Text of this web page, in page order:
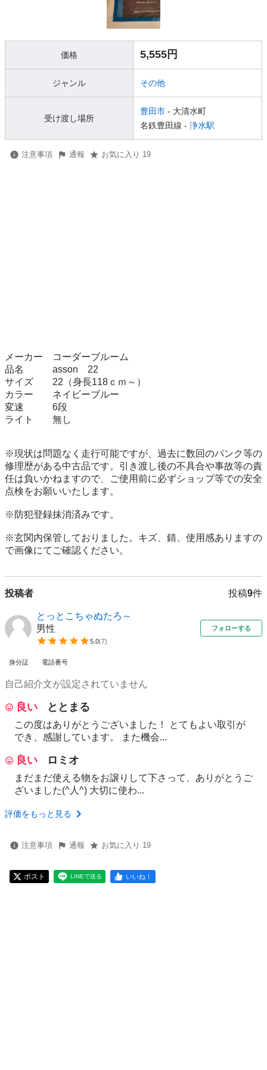
価格 5,555円
ジャンル その他
受け渡し場所
豊田市 - 大清水町
名鉄豊田線 - 浄水駅
注意事項 通報 お気に入り 19
メーカー　コーダーブルーム
品名　　　asson　22
サイズ　　22（身長118ｃｍ～）
カラー　　ネイビーブルー
変速　　　6段
ライト　　無し
※現状は問題なく走行可能ですが、過去に数回のパンク等の
修理歴がある中古品です。引き渡し後の不具合や事故等の責
任は負いかねますので、ご使用前に必ずショップ等での安全
点検をお願いいたします。
※防犯登録抹消済みです。
※玄関内保管しておりました。キズ、錆、使用感ありますの
投稿者 投稿9件
とっとこちゃぬたろ～
男性
5.0(7)
フォローする
身分証 電話番号
自己紹介文が設定されていません
良い ととまる
この度はありがとうございました！ とてもよい取引が
でき、感謝しています。 また機会...
良い ロミオ
まだまだ使える物をお譲りして下さって、ありがとうご
ざいました(^人^) 大切に使わ...
評価をもっと見る
注意事項 通報 お気に入り 19
ポスト LINEで送る いいね！